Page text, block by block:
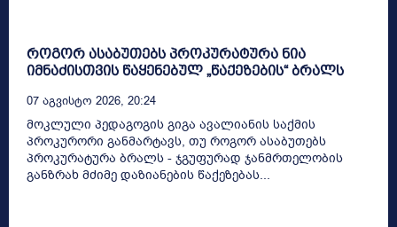
როგორ ასაბუთებს პროკურატურა ნია
იმნაძისთვის წაყენებულ „წაქეზების“ ბრალს
07 Აგვისტო 2026, 20:24
მოკლული პედაგოგის გიგა ავალიანის საქმის
პროკურორი განმარტავს, თუ როგორ ასაბუთებს
პროკურატურა ბრალს - ჯგუფურად ჯანმრთელობის
განზრახ მძიმე დაზიანების წაქეზებას...